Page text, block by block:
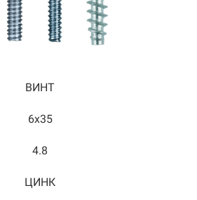
ВИНТ
6x35
4.8
ЦИНК